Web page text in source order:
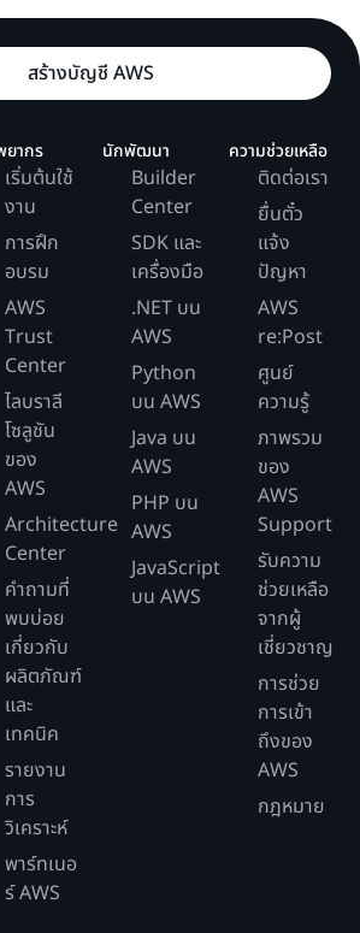
สร้างบัญชี AWS
ยากร
เริ่มต้นใช้
งาน
การฝึก
อบรม
AWS
Trust
Center
ไลบราลี
โซลูชัน
ของ
AWS
Architecture
Center
คำถามที่
พบบ่อย
เกี่ยวกับ
ผลิตภัณฑ์
และ
เทคนิค
รายงาน
การ
วิเคราะห์
พาร์ทเนอ
ร์ AWS
นักพัฒนา
Builder
Center
SDK และ
เครื่องมือ
.NET บน
AWS
Python
บน AWS
Java บน
AWS
PHP บน
AWS
JavaScript
บน AWS
ความช่วยเหลือ
ติดต่อเรา
ยื่นตั๋ว
แจ้ง
ปัญหา
AWS
re:Post
ศูนย์
ความรู้
ภาพรวม
ของ
AWS
Support
รับความ
ช่วยเหลือ
จากผู้
เชี่ยวชาญ
การช่วย
การเข้า
ถึงของ
AWS
กฎหมาย